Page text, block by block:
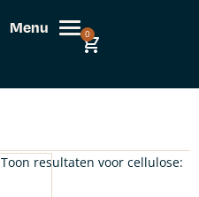
Menu 0
Toon resultaten voor cellulose: